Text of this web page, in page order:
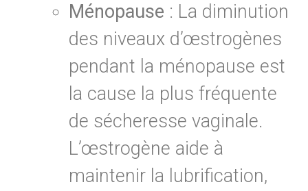
Ménopause : La diminution
des niveaux d’œstrogènes
pendant la ménopause est
la cause la plus fréquente
de sécheresse vaginale.
L’œstrogène aide à
maintenir la lubrification,